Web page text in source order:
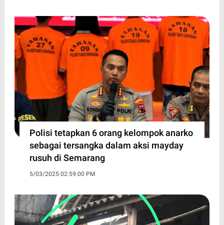
Polisi tetapkan 6 orang kelompok anarko
sebagai tersangka dalam aksi mayday
rusuh di Semarang
5/03/2025 02:59:00 PM